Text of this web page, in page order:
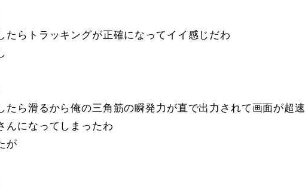
たらトラッキングが正確になってイイ感じだわ
たら滑るから俺の三角筋の瞬発力が直で出力されて画面が超速
んになってしまったわ
が